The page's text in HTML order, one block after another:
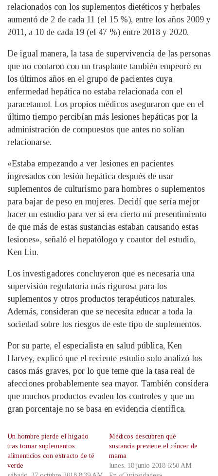
relacionados con los suplementos dietéticos y herbales
aumentó de 2 de cada 11 (el 15 %), entre los años 2009 y
2011, a 10 de cada 19 (el 47 %) entre 2018 y 2020.
De igual manera, la tasa de supervivencia de las personas
que no contaron con un trasplante también empeoró en
los últimos años en el grupo de pacientes cuya
enfermedad hepática no estaba relacionada con el
paracetamol. Los propios médicos aseguraron que en el
último tiempo percibían más lesiones hepáticas por la
administración de compuestos que antes no solían
relacionarse.
«Estaba empezando a ver lesiones en pacientes
ingresados ​​con lesión hepática después de usar
suplementos de culturismo para hombres o suplementos
para bajar de peso en mujeres. Decidí que sería mejor
hacer un estudio para ver si era cierto mi presentimiento
de que más de estas sustancias estaban causando estas
lesiones», señaló el hepatólogo y coautor del estudio,
Ken Liu.
Los investigadores concluyeron que es necesaria una
supervisión regulatoria más rigurosa para los
suplementos y otros productos terapéuticos naturales.
Además, consideran que se necesita educar a toda la
sociedad sobre los riesgos de este tipo de suplementos.
Por su parte, el especialista en salud pública, Ken
Harvey, explicó que el reciente estudio solo analizó los
casos más graves, por lo que teme que la tasa real de
afecciones probablemente sea mayor. También considera
que muchos productos evaden los controles y que un
gran porcentaje no se basa en evidencia científica.
Un hombre pierde el hígado
tras tomar suplementos
alimenticios con extracto de té
verde
Médicos descubren qué
sustancia previene el cáncer de
mama
lunes, 18 junio 2018 6:50 AM